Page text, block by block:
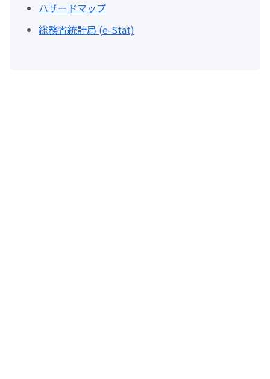
ハザードマップ
総務省統計局 (e-Stat)